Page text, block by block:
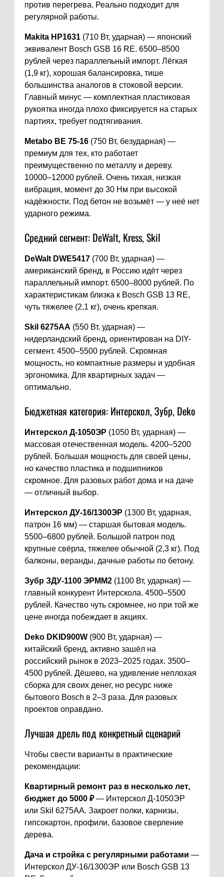
против перегрева. Реально подходит для
регулярной работы.
Makita HP1631 (710 Вт, ударная) — японский
эквивалент Bosch GSB 16 RE. 6500–8500
рублей через параллельный импорт. Лёгкая
(1,9 кг), хорошая балансировка, тише
большинства аналогов в стоковой версии.
Главный минус — комплектная пластиковая
рукоятка иногда плохо фиксируется на старых
партиях, требует подтягивания.
Metabo BE 75-16 (750 Вт, безударная) —
премиум для тех, кто работает
преимущественно по металлу и дереву.
10000–12000 рублей. Очень тихая, низкая
вибрация, момент до 30 Нм при высокой
надёжности. Под бетон не возьмёт — у неё нет
ударного режима.
Средний сегмент: DeWalt, Kress, Skil
DeWalt DWE5417 (700 Вт, ударная) —
американский бренд, в Россию идёт через
параллельный импорт. 6500–8000 рублей. По
характеристикам близка к Bosch GSB 13 RE,
чуть тяжелее (2,1 кг), очень крепкая.
Skil 6275AA (550 Вт, ударная) —
нидерландский бренд, ориентирован на DIY-
сегмент. 4500–5500 рублей. Скромная
мощность, но компактные размеры и удобная
эргономика. Для квартирных задач —
оптимально.
Бюджетная категория: Интерскол, Зубр, Deko
Интерскол Д-1050ЭР (1050 Вт, ударная) —
массовая отечественная модель. 4200–5200
рублей. Большая мощность для своей цены,
но качество пластика и подшипников
скромное. Для разовых работ дома и на даче
— отличный выбор.
Интерскол ДУ-16/1300ЭР (1300 Вт, ударная,
патрон 16 мм) — старшая бытовая модель.
5500–6800 рублей. Большой патрон под
крупные свёрла, тяжелее обычной (2,3 кг). Под
балконы, веранды, дачные работы по бетону.
Зубр ЗДУ-1100 ЭРММ2 (1100 Вт, ударная) —
главный конкурент Интерскола. 4500–5500
рублей. Качество чуть скромнее, но при той же
цене иногда побеждает в акциях.
Deko DKID900W (900 Вт, ударная) —
китайский бренд, активно зашёл на
российский рынок в 2023–2025 годах. 3500–
4500 рублей. Дёшево, на удивление неплохая
сборка для своих денег, но ресурс ниже
бытового Bosch в 2–3 раза. Для разовых
проектов оправдано.
Лучшая дрель под конкретный сценарий
Чтобы свести варианты в практические
рекомендации:
Квартирный ремонт раз в несколько лет,
бюджет до 5000 ₽— Интерскол Д-1050ЭР
или Skil 6275AA. Закроет полки, карнизы,
гипсокартон, профили, базовое сверление
дерева.
Дача и стройка с регулярными работами —
Интерскол ДУ-16/1300ЭР или Bosch GSB 13